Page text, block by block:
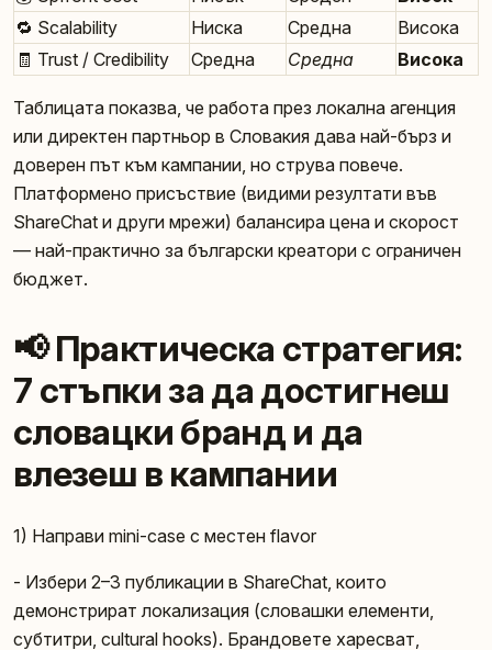
🔁 Scalability
Ниска Средна
Висока
🧾 Trust / Credibility
Средна Средна Висока
Таблицата показва, че работа през локална агенция
или директен партньор в Словакия дава най-бърз и
доверен път към кампании, но струва повече.
Платформено присъствие (видими резултати във
ShareChat и други мрежи) балансира цена и скорост
— най-практично за български креатори с ограничен
бюджет.
📢 Практическа стратегия:
7 стъпки за да достигнеш
словацки бранд и да
влезеш в кампании
1) Направи mini-case с местен flavor
- Избери 2–3 публикации в ShareChat, които
демонстрират локализация (словашки елементи,
субтитри, cultural hooks). Брандовете харесват,